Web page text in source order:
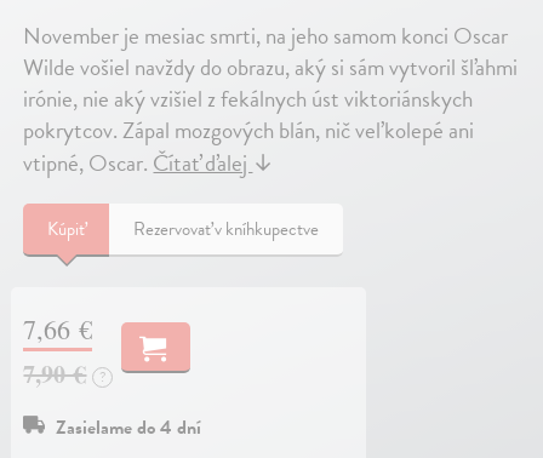
November je mesiac smrti, na jeho samom konci Oscar
Wilde vošiel navždy do obrazu, aký si sám vytvoril šľahmi
irónie, nie aký vzišiel z fekálnych úst viktoriánskych
pokrytcov. Zápal mozgových blán, nič veľkolepé ani
vtipné, Oscar.Čítať ďalej↓
Kúpiť Rezervovať v kníhkupectve
7,66 €
7,90 €
?
Zasielame do 4 dní